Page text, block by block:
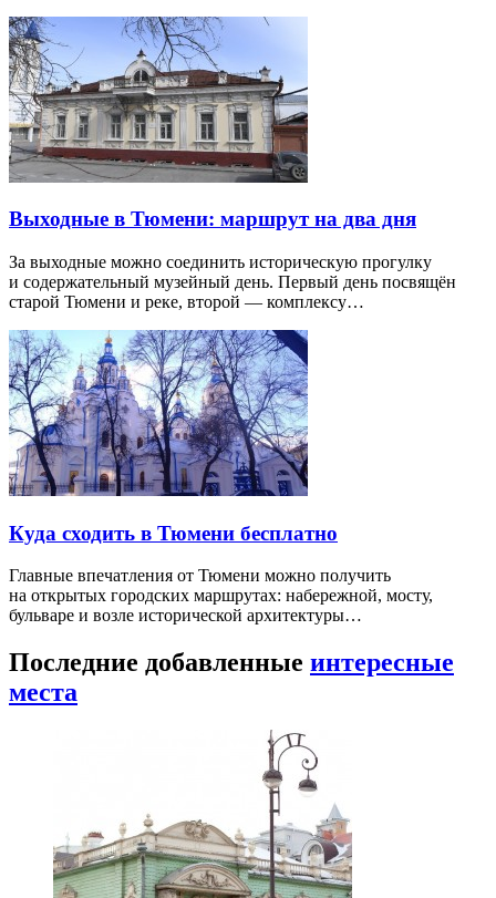
Выходные в Тюмени: маршрут на два дня
За выходные можно соединить историческую прогулку
и содержательный музейный день. Первый день посвящён
старой Тюмени и реке, второй — комплексу…
Куда сходить в Тюмени бесплатно
Главные впечатления от Тюмени можно получить
на открытых городских маршрутах: набережной, мосту,
бульваре и возле исторической архитектуры…
Последние добавленные интересные
места